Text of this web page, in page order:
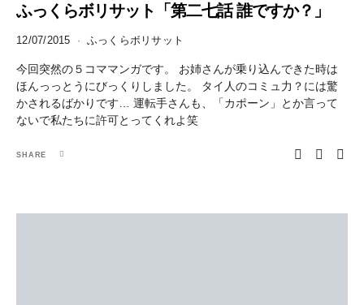
ふっくらボリサット「第二七話 誰ですか？」
12/07/2015 ふっくらボリサット
今回突然の５コママンガです。 お姉さんが乗り込んできた時は
ほんっっとうにびっくりしました。 タイ人のコミュ力？には驚
かされるばかりです… 運転手さんも、「カポーン」とか言って
ないで私たちに許可とってくれよ笑
SHARE